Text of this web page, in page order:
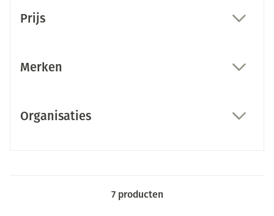
Prijs
Merken
Organisaties
7producten